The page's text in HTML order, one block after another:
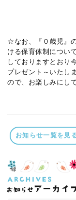
☆なお、『０歳児』
ける保育体制につい
しておりますとおり
プレゼント～いたし
ので、お楽しみにし
お知らせ一覧を見